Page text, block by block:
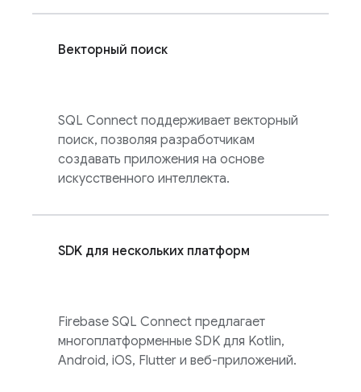
Векторный поиск
SQL Connect поддерживает векторный
поиск, позволяя разработчикам
создавать приложения на основе
искусственного интеллекта.
SDK для нескольких платформ
Firebase SQL Connect предлагает
многоплатформенные SDK для Kotlin,
Android, iOS, Flutter и веб-приложений.